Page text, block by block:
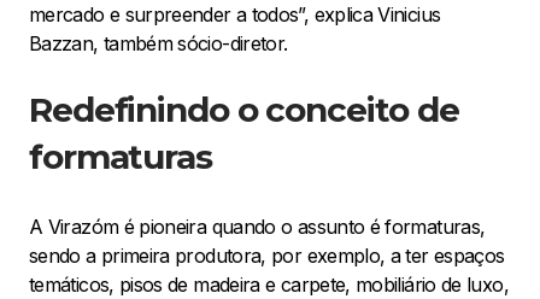
mercado e surpreender a todos”, explica Vinicius
Bazzan, também sócio-diretor.
Redefinindo o conceito de
formaturas
A Virazóm é pioneira quando o assunto é formaturas,
sendo a primeira produtora, por exemplo, a ter espaços
temáticos, pisos de madeira e carpete, mobiliário de luxo,